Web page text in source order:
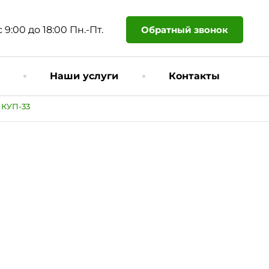
9:00 до 18:00 Пн.-Пт. Обратный звонок
Наши услуги Контакты
33